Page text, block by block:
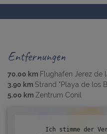
Entfernungen
70.00 km Flughafen Jerez de
3.90 km Strand "Playa de los
5.00 km Zentrum Conil
Ich stimme der